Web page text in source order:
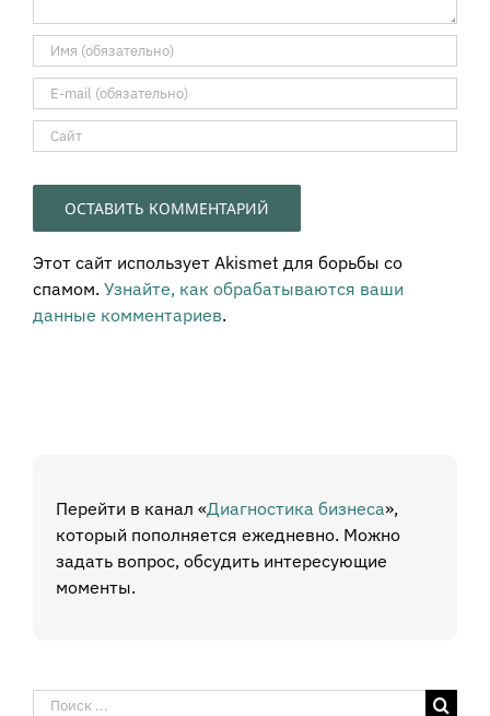
Этот сайт использует Akismet для борьбы со
спамом. Узнайте, как обрабатываются ваши
данные комментариев.
Перейти в канал «Диагностика бизнеса»,
который пополняется ежедневно. Можно
задать вопрос, обсудить интересующие
моменты.
Результат